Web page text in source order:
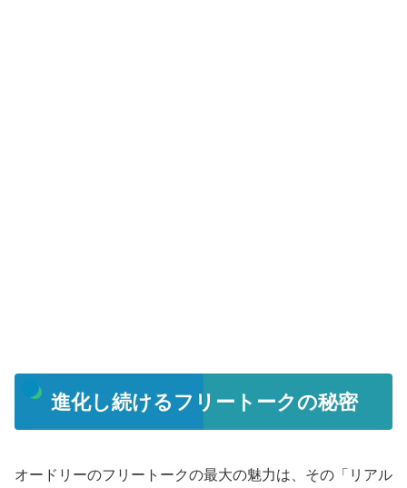
進化し続けるフリートークの秘密
オードリーのフリートークの最大の魅力は、その「リアル